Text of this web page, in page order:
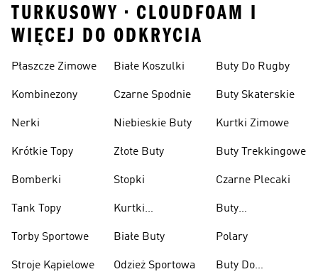
TURKUSOWY • CLOUDFOAM I
WIĘCEJ DO ODKRYCIA
Płaszcze Zimowe
Kombinezony
Nerki
Krótkie Topy
Bomberki
Tank Topy
Torby Sportowe
Stroje Kąpielowe
Białe Koszulki
Czarne Spodnie
Niebieskie Buty
Złote Buty
Stopki
Kurtki
Białe Buty
Odzież Sportowa
Buty Do Rugby
Buty Skaterskie
Kurtki Zimowe
Buty Trekkingowe
Czarne Plecaki
Buty
Polary
Buty Do